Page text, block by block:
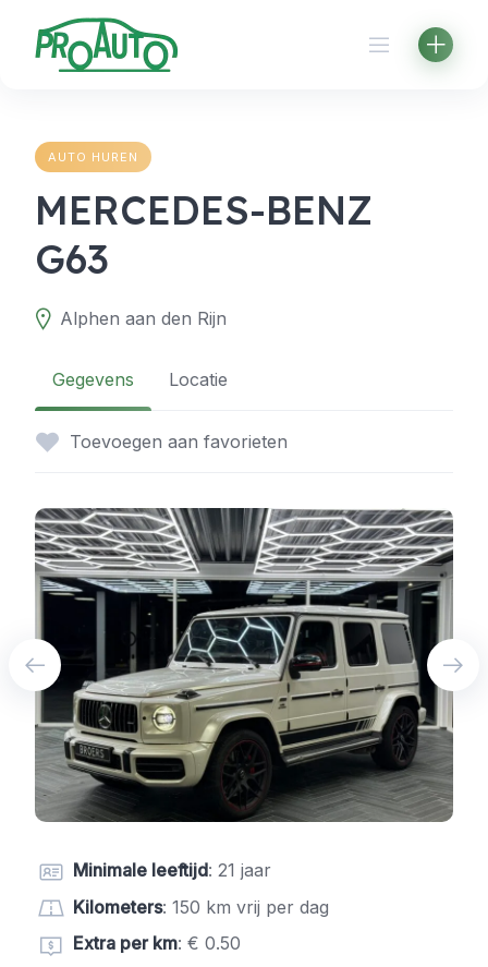
content
AUTO HUREN
MERCEDES-BENZ
G63
Alphen aan den Rijn
Gegevens Locatie
Toevoegen aan favorieten
Minimale leeftijd: 21 jaar
Kilometers: 150 km vrij per dag
Extra per km: € 0.50